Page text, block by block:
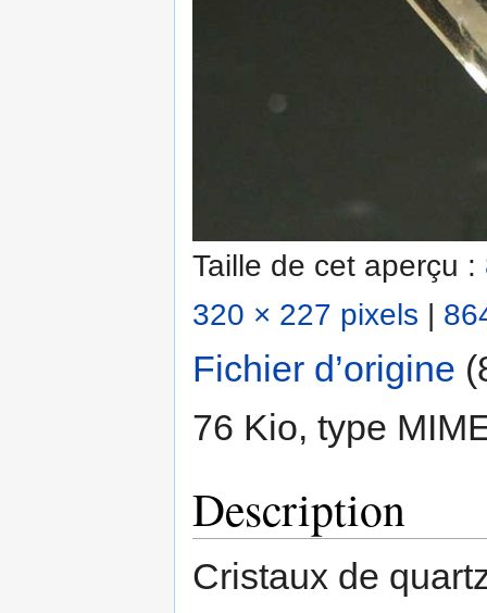
Taille de cet aperçu :
320 × 227 pixels |
Fichier d’origine
76 Kio, type
Description
Cristaux de